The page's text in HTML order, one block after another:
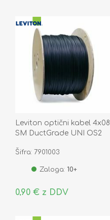
Leviton optični kabel 4x08
SM DuctGrade UNI OS2
Šifra: 7901003
Zaloga: 10+
0,90 € z DDV